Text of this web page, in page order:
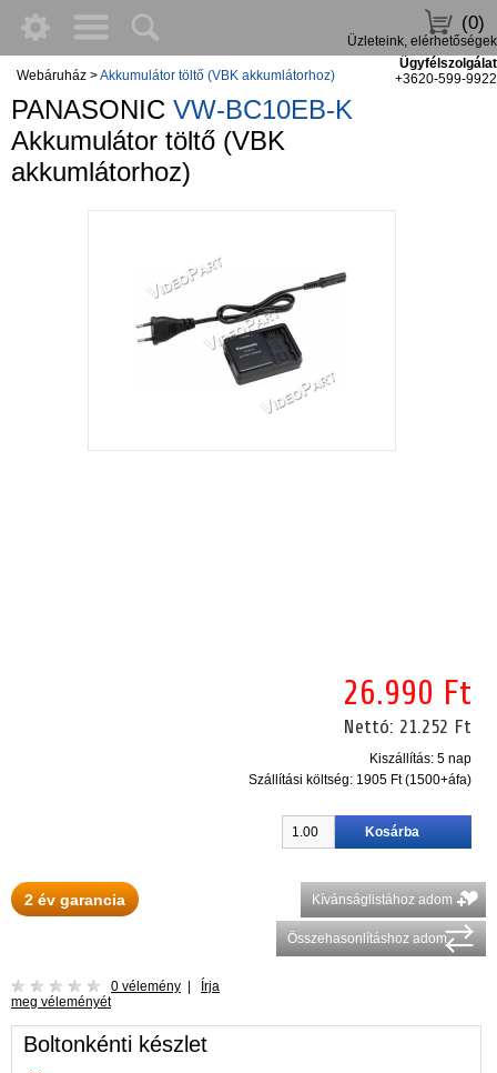
(0)
Üzleteink, elérhetőségek
Ügyfélszolgálat
+3620-599-9922
Webáruház >Akkumulátor töltő (VBK akkumlátorhoz)
PANASONIC VW-BC10EB-K
Akkumulátor töltő (VBK
akkumlátorhoz)
26.990 Ft
Nettó: 21.252 Ft
Kiszállítás: 5 nap
Szállítási költség: 1905 Ft (1500+áfa)
2 év garancia Kívánságlistához adom
Összehasonlításhoz adom
0 vélemény
Írja
meg véleményét
Boltonkénti készlet